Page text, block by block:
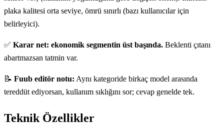
plaka kalitesi orta seviye, ömrü sınırlı (bazı kullanıcılar için
belirleyici).
✅ Karar net: ekonomik segmentin üst başında. Beklenti çıtanı
abartmazsan tatmin var.
📝 Fuub editör notu: Aynı kategoride birkaç model arasında
tereddüt ediyorsan, kullanım sıklığını sor; cevap genelde tek.
Teknik Özellikler